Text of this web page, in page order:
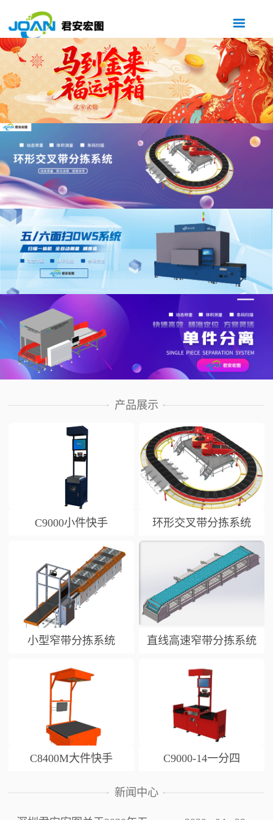
产品展示
C9000小件快手 环形交叉带分拣系统
小型窄带分拣系统 直线高速窄带分拣系统
C8400M大件快手 C9000-14一分四
新闻中心